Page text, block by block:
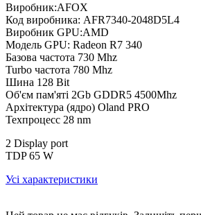
Виробник:AFOX
Код виробника: AFR7340-2048D5L4
Виробник GPU:AMD
Модель GPU: Radeon R7 340
Базова частота 730 Mhz
Turbo частота 780 Mhz
Шина 128 Bit
Об'єм пам'яті 2Gb GDDR5 4500Mhz
Архітектура (ядро) Oland PRO
Техпроцесс 28 nm
2 Display port
TDP 65 W
Усі характеристики